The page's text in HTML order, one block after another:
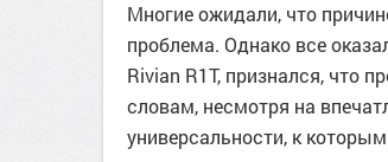
Многие ожидали, что
проблема. Однако все
Rivian R1T, признался, что
словам, несмотря на
универсальности, к